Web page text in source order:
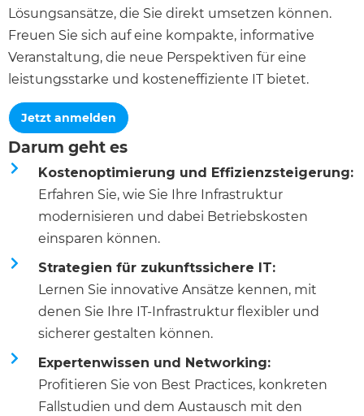
Lösungsansätze, die Sie direkt umsetzen können.
Freuen Sie sich auf eine kompakte, informative
Veranstaltung, die neue Perspektiven für eine
leistungsstarke und kosteneffiziente IT bietet.
Jetzt anmelden
Darum geht es
Kostenoptimierung und Effizienzsteigerung:
Erfahren Sie, wie Sie Ihre Infrastruktur
modernisieren und dabei Betriebskosten
einsparen können.
Strategien für zukunftssichere IT:
Lernen Sie innovative Ansätze kennen, mit
denen Sie Ihre IT-Infrastruktur flexibler und
sicherer gestalten können.
Expertenwissen und Networking:
Profitieren Sie von Best Practices, konkreten
Fallstudien und dem Austausch mit den